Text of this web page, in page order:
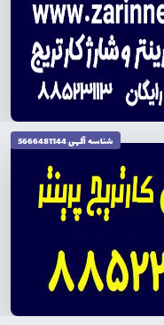
شناسه آگهى 5666481144